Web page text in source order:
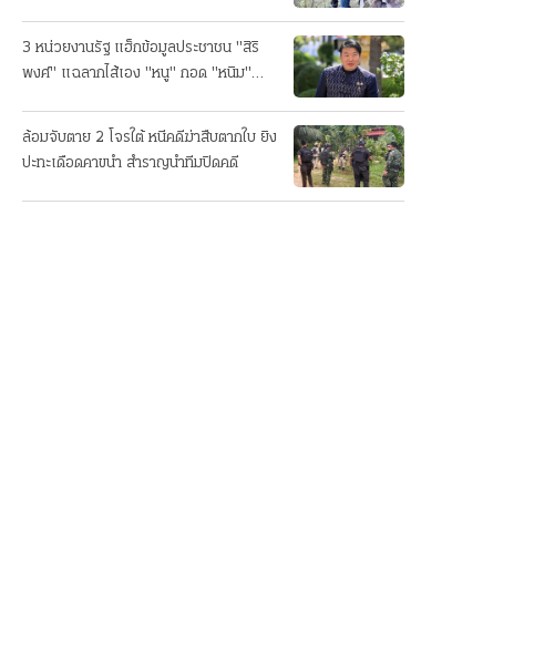
3 หน่วยงานรัฐ แฮ็กข้อมูลประชาชน "สิริ
พงศ์" แฉลากไส้เอง "หนู" กอด "หนิม"
ล้อมจับตาย 2 โจรใต้ หนีคดีฆ่าสืบตากใบ ยิง
ปะทะเดือดคาขนำ สำราญนำทีมปิดคดี